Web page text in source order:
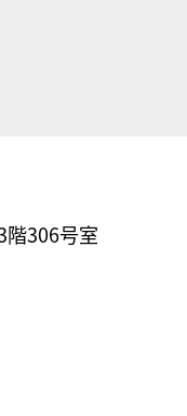
階306号室